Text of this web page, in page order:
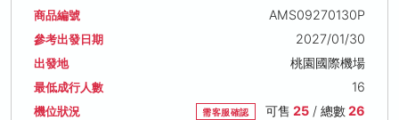
商品編號 AMS09270130P
參考出發日期 2027/01/30
出發地 桃園國際機場
最低成行人數 16
機位狀況 需客服確認 可售 25/ 總數26